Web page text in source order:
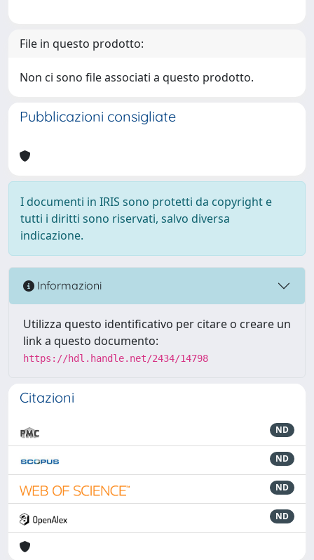
File in questo prodotto:
Non ci sono file associati a questo prodotto.
Pubblicazioni consigliate
I documenti in IRIS sono protetti da copyright e
tutti i diritti sono riservati, salvo diversa
indicazione.
Informazioni
Utilizza questo identificativo per citare o creare un
link a questo documento:
https://hdl.handle.net/2434/14798
Citazioni
ND
ND
ND
ND